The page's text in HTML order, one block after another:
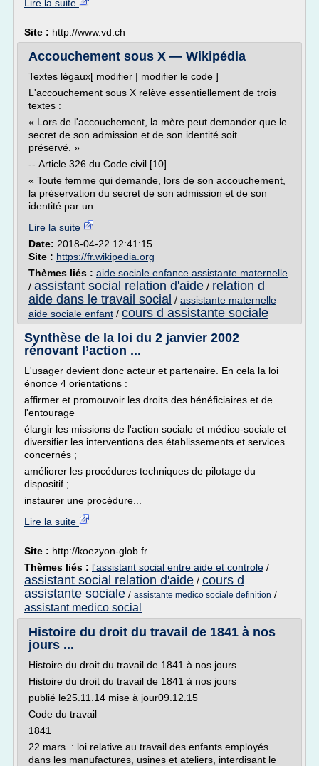
Lire la suite
Site : http://www.vd.ch
Accouchement sous X — Wikipédia
Textes légaux[ modifier | modifier le code ]
L'accouchement sous X relève essentiellement de trois
textes :
« Lors de l'accouchement, la mère peut demander que le
secret de son admission et de son identité soit
préservé. »
-- Article 326 du Code civil [10]
« Toute femme qui demande, lors de son accouchement,
la préservation du secret de son admission et de son
identité par un...
Lire la suite
Date: 2018-04-22 12:41:15
Site : https://fr.wikipedia.org
Thèmes liés : aide sociale enfance assistante maternelle
/ assistant social relation d'aide / relation d
aide dans le travail social / assistante maternelle
aide sociale enfant / cours d assistante sociale
Synthèse de la loi du 2 janvier 2002
rénovant l’action ...
L'usager devient donc acteur et partenaire. En cela la loi
énonce 4 orientations :
affirmer et promouvoir les droits des bénéficiaires et de
l'entourage
élargir les missions de l'action sociale et médico-sociale et
diversifier les interventions des établissements et services
concernés ;
améliorer les procédures techniques de pilotage du
dispositif ;
instaurer une procédure...
Lire la suite
Site : http://koezyon-glob.fr
Thèmes liés : l'assistant social entre aide et controle /
assistant social relation d'aide / cours d
assistante sociale / assistante medico sociale definition /
assistant medico social
Histoire du droit du travail de 1841 à nos
jours ...
Histoire du droit du travail de 1841 à nos jours
Histoire du droit du travail de 1841 à nos jours
publié le25.11.14 mise à jour09.12.15
Code du travail
1841
22 mars : loi relative au travail des enfants employés
dans les manufactures, usines et ateliers, interdisant le